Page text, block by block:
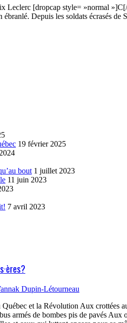
Leclerc [dropcap style= »normal
Depuis les soldats écrasés
19 février 2025
bout 1 juillet 2023
11 juin 2023
7 avril 2023
Dupin-Létourneau
et la Révolution Aux crottées
armés de bombes pis de pavés Aux